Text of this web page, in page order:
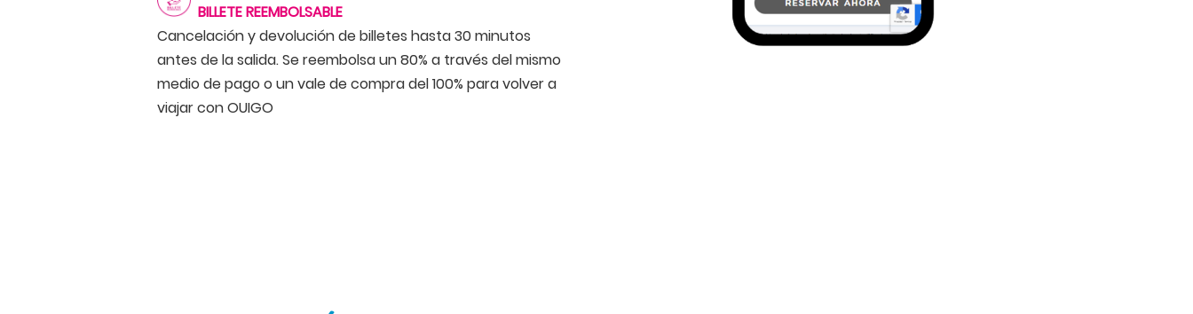
BILLETE REEMBOLSABLE
Cancelación y devolución de billetes hasta 30 minutos
antes de la salida. Se reembolsa un 80% a través del mismo
medio de pago o un vale de compra del 100% para volver a
viajar con OUIGO